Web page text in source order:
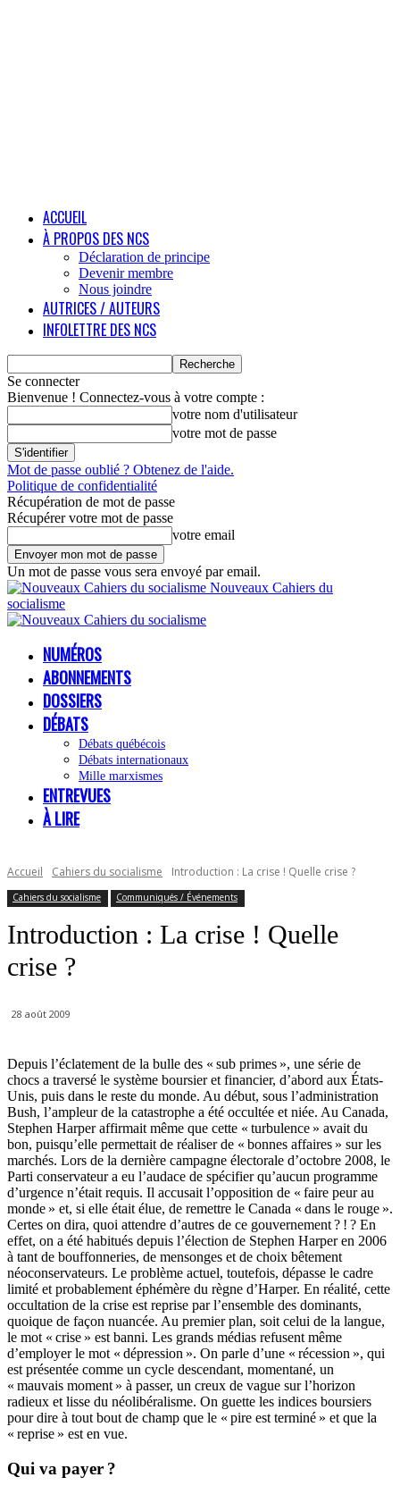
ACCUEIL
À PROPOS DES NCS
Déclaration de principe
Devenir membre
Nous joindre
AUTRICES / AUTEURS
INFOLETTRE DES NCS
Se connecter
Bienvenue ! Connectez-vous à votre compte :
votre nom d'utilisateur
votre mot de passe
Mot de passe oublié ? Obtenez de l'aide.
Politique de confidentialité
Récupération de mot de passe
Récupérer votre mot de passe
votre email
Un mot de passe vous sera envoyé par email.
Nouveaux Cahiers du
socialisme
NUMÉROS
ABONNEMENTS
DOSSIERS
DÉBATS
Débats québécois
Débats internationaux
Mille marxismes
ENTREVUES
À LIRE
Accueil Cahiers du socialisme Introduction : La crise ! Quelle crise ?
Cahiers du socialisme Communiqués / Événements
Introduction : La crise ! Quelle
crise ?
28 août 2009
Depuis l’éclatement de la bulle des « sub primes », une série de
chocs a traversé le système boursier et financier, d’abord aux États-
Unis, puis dans le reste du monde. Au début, sous l’administration
Bush, l’ampleur de la catastrophe a été occultée et niée. Au Canada,
Stephen Harper affirmait même que cette « turbulence » avait du
bon, puisqu’elle permettait de réaliser de « bonnes affaires » sur les
marchés. Lors de la dernière campagne électorale d’octobre 2008, le
Parti conservateur a eu l’audace de spécifier qu’aucun programme
d’urgence n’était requis. Il accusait l’opposition de « faire peur au
monde » et, si elle était élue, de remettre le Canada « dans le rouge ».
Certes on dira, quoi attendre d’autres de ce gouvernement ? ! ? En
effet, on a été habitués depuis l’élection de Stephen Harper en 2006
à tant de bouffonneries, de mensonges et de choix bêtement
néoconservateurs. Le problème actuel, toutefois, dépasse le cadre
limité et probablement éphémère du règne d’Harper. En réalité, cette
occultation de la crise est reprise par l’ensemble des dominants,
quoique de façon nuancée. Au premier plan, soit celui de la langue,
le mot « crise » est banni. Les grands médias refusent même
d’employer le mot « dépression ». On parle d’une « récession », qui
est présentée comme un cycle descendant, momentané, un
« mauvais moment » à passer, un creux de vague sur l’horizon
radieux et lisse du néolibéralisme. On guette les indices boursiers
pour dire à tout bout de champ que le « pire est terminé » et que la
« reprise » est en vue.
Qui va payer ?